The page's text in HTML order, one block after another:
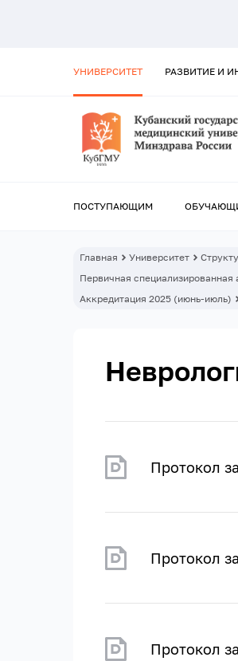
УНИВЕРСИТЕТ РАЗВИТИЕ И
ПОСТУПАЮЩИМ
Главная Университет
Первичная
Аккредитация 2025 (июнь-июль)
Протокол
Протокол
Протокол